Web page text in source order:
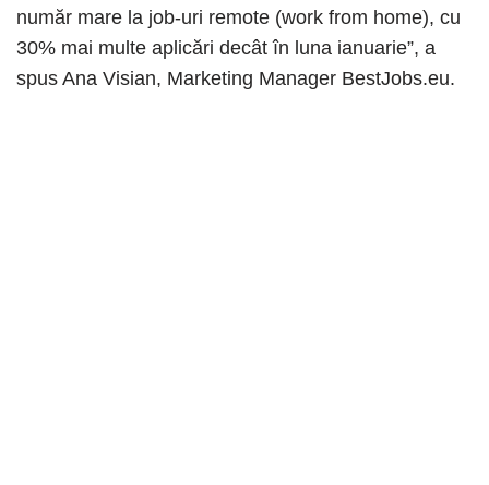
număr mare la job-uri remote (work from home), cu
30% mai multe aplicări decât în luna ianuarie”, a
spus Ana Visian, Marketing Manager BestJobs.eu.